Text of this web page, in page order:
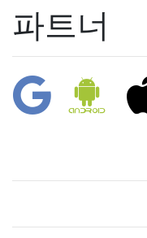
파트너